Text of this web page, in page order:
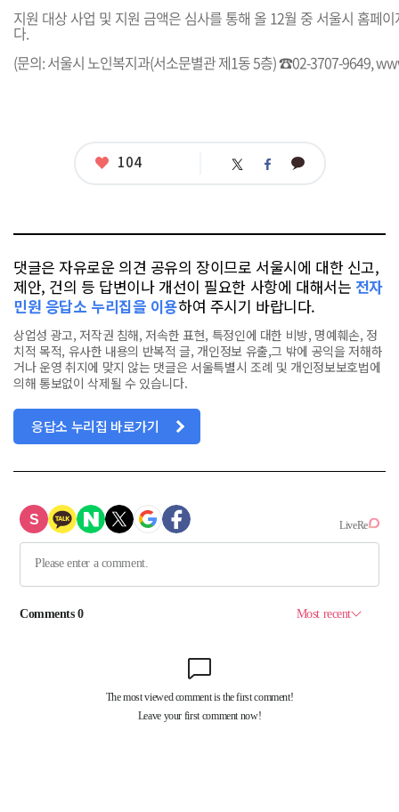
지원 대상 사업 및 지원 금액은 심사를 통해 올 12월 중 서울시 홈페
다.
(문의: 서울시 노인복지과(서소문별관 제1동 5층) ☎02-3707-9649,
좋
104 트 페 카
댓글은 자유로운 의견 공유의 장이므로 서울시에 대한 신고,
제안, 건의 등 답변이나 개선이 필요한 사항에 대해서는 전자
민원 응답소 누리집을 이용하여 주시기 바랍니다.
상업성 광고, 저작권 침해, 저속한 표현, 특정인에 대한 비방, 명예훼손, 정
치적 목적, 유사한 내용의 반복적 글, 개인정보 유출,그 밖에 공익을 저해하
거나 운영 취지에 맞지 않는 댓글은 서울특별시 조례 및 개인정보보호법에
의해 통보없이 삭제될 수 있습니다.
응답소 누리집 바로가기